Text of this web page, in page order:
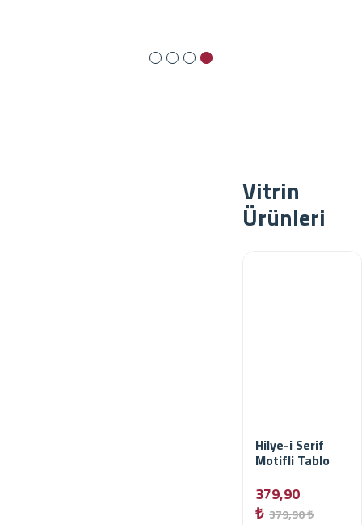
Vitrin
Ürünleri
Hilye-i Serif
Motifli Tablo
379,90
₺ 379,90 ₺